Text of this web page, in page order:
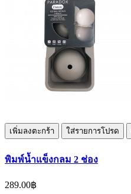
เพิ่มลงตะกร้า ใส่รายการโปรด
พิมพ์น้ำแข็งกลม 2 ช่อง
289.00฿